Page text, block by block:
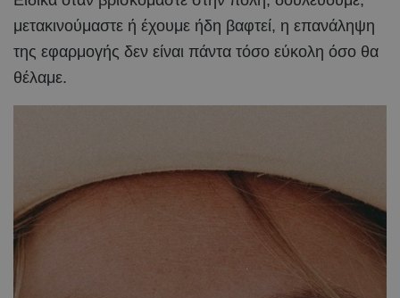
μετακινούμαστε ή έχουμε ήδη βαφτεί, η επανάληψη
της εφαρμογής δεν είναι πάντα τόσο εύκολη όσο θα
θέλαμε.